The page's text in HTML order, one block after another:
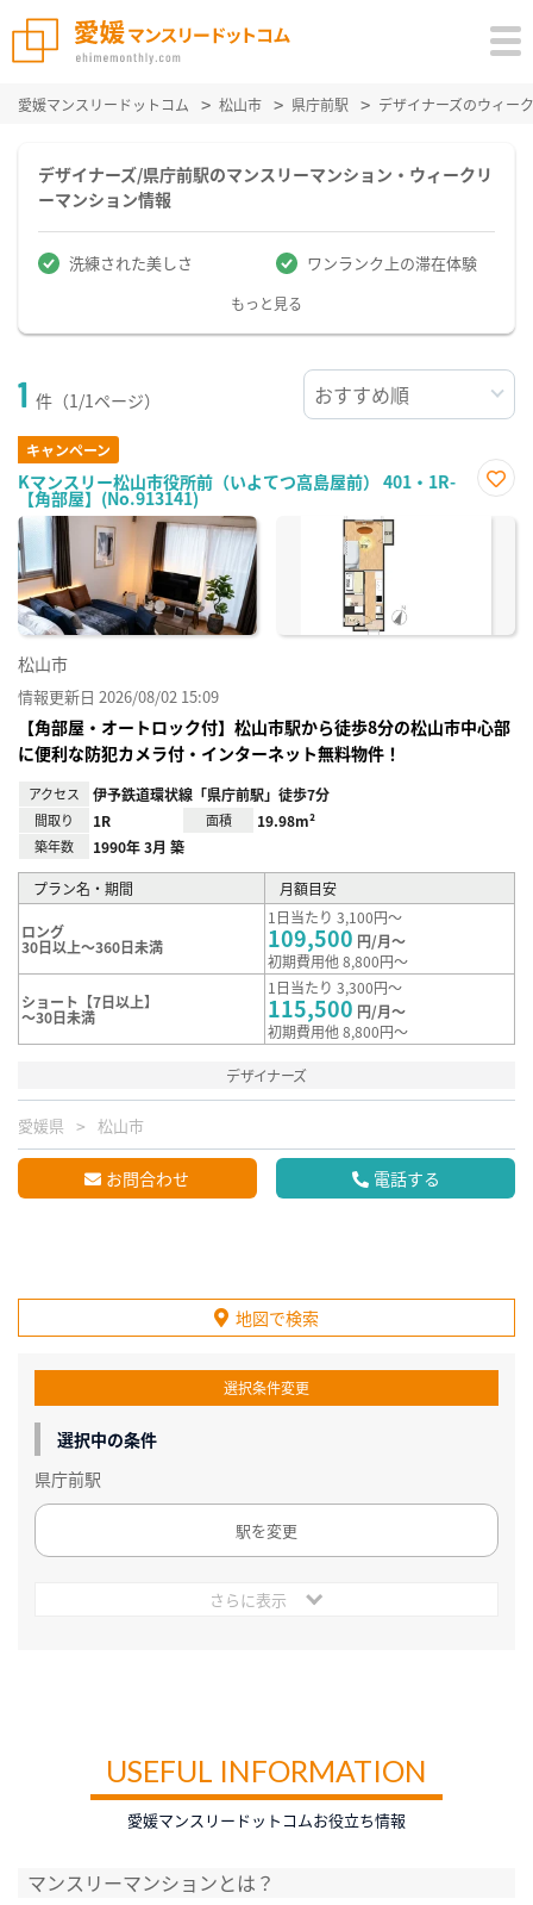
愛媛マンスリードットコム 松山市 県庁前駅 デザイナーズのウィー
デザイナーズ/県庁前駅のマンスリーマンション・ウィークリ
ーマンション情報
洗練された美しさ ワンランク上の滞在体験
もっと見る
1 件（1/1ページ）
キャンペーン
Kマンスリー松山市役所前（いよてつ高島屋前） 401・1R-
【角部屋】(No.913141)
に入
松山市
情報更新日 2026/08/02 15:09
【角部屋・オートロック付】松山市駅から徒歩8分の松山市中心部
に便利な防犯カメラ付・インターネット無料物件！
アクセス 伊予鉄道環状線「県庁前駅」徒歩7分
間取り 1R 面積 19.98m²
築年数 1990年 3月 築
プラン名・期間 月額目安
ロング
30日以上～360日未満
1日当たり 3,100円～
109,500 円/月～
初期費用他 8,800円～
ショート【7日以上】
～30日未満
1日当たり 3,300円～
115,500 円/月～
初期費用他 8,800円～
デザイナーズ
愛媛県 松山市
お問合わせ 電話する
地図で検索
選択条件変更
選択中の条件
県庁前駅
駅を変更
さらに表示
USEFUL INFORMATION
愛媛マンスリードットコムお役立ち情報
マンスリーマンションとは？